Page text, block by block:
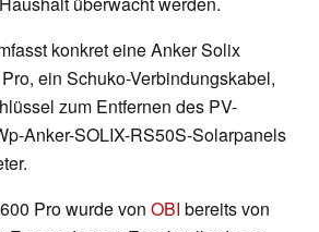
konkret eine Anker Solix
ein Schuko-Verbindungskabel,
zum Entfernen des PV-
Anker-SOLIX-RS50S-Solarpanels
Pro wurde von OBI bereits von